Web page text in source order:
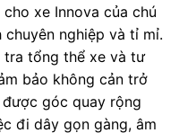
xe Innova của chú
nghiệp và tỉ mỉ.
tra tổng thể xe và tư
bảo không cản trở
góc quay rộng
đi dây gọn gàng, âm